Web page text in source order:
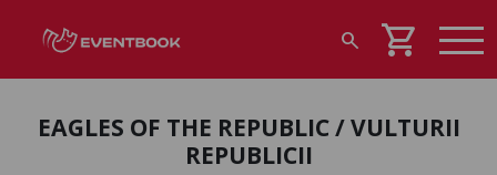
search shopping_cart
EAGLES OF THE REPUBLIC / VULTURII
REPUBLICII